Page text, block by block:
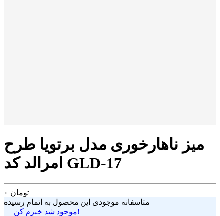
میز ناهارخوری مدل برتویا طرح
امرالد کد GLD-17
۰ تومان
متاسفانه موجودی این محصول به اتمام رسیده
موجود شد خبرم کن!